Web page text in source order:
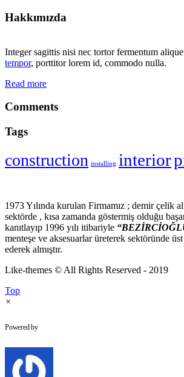
Hakkımızda
Integer sagittis nisi nec tortor fermentum
tempor, porttitor lorem id, commodo nulla.
Read more
Comments
Tags
construction installing interior
1973 Yılında kurulan Firmamız ; demir çelik
sektörde , kısa zamanda göstermiş olduğu
kanıtlayıp 1996 yılı itibariyle
menteşe ve aksesuarlar üreterek sektöründe
ederek almıştır.
Like-themes © All Rights Reserved - 2019
Top
×
Powered by